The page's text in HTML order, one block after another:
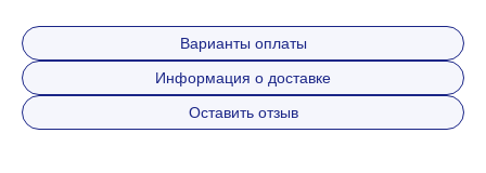
Варианты оплаты
Информация о доставке
Оставить отзыв